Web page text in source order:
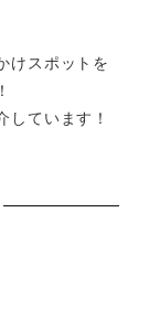
けスポットを
ています！